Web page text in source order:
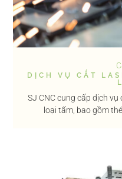
DỊCH VỤ CẮT
SJ CNC cung cấp dịch
loại tấm, bao gồm